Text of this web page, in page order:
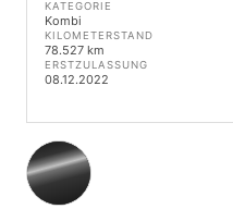
KATEGORIE
Kombi
KILOMETERSTAND
78.527 km
ERSTZULASSUNG
08.12.2022